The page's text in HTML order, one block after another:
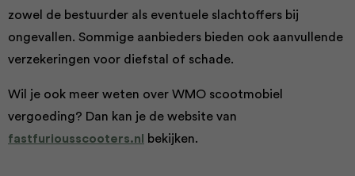
zowel de bestuurder als eventuele slachtoffers bij
ongevallen. Sommige aanbieders bieden ook aanvullende
verzekeringen voor diefstal of schade.
Wil je ook meer weten over WMO scootmobiel
vergoeding? Dan kan je de website van
fastfuriousscooters.nl
bekijken.